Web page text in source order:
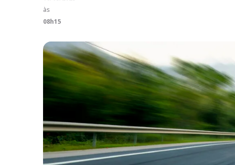
às
08h15